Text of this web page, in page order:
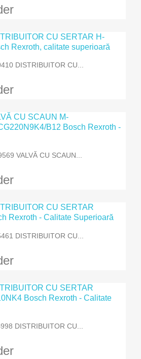
DISTRIBUITOR CU...
VALVĂ CU SCAUN...
DISTRIBUITOR CU...
DISTRIBUITOR CU...